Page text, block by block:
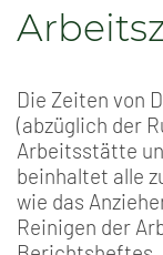
Die Zeiten von
(abzüglich der
Arbeitsstätte
beinhaltet alle
wie das
Reinigen der